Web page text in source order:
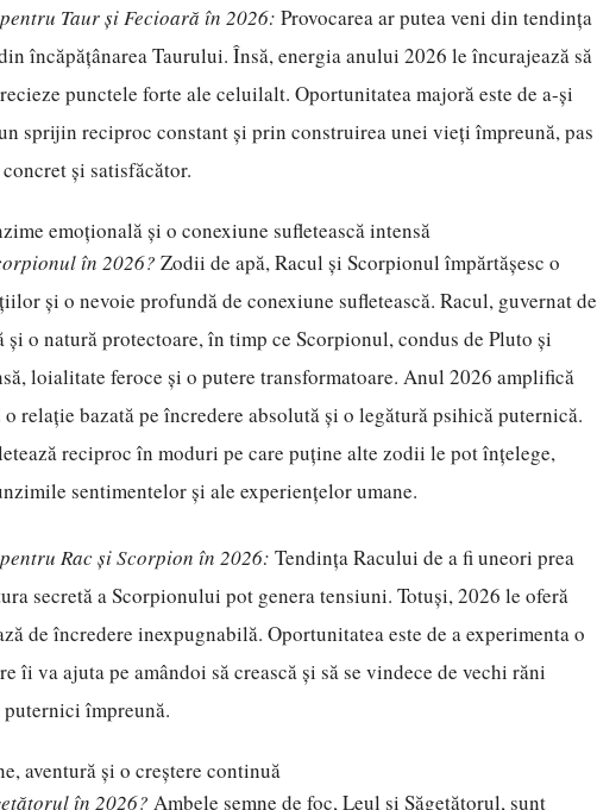
Taur și Fecioară în 2026: Provocarea ar putea veni din tendința
încăpățânarea Taurului. Însă, energia anului 2026 le încurajează să
punctele forte ale celuilalt. Oportunitatea majoră este de a-și
sprijin reciproc constant și prin construirea unei vieți împreună, pas
și satisfăcător.
emoțională și o conexiune sufletească intensă
în 2026? Zodii de apă, Racul și Scorpionul împărtășesc o
și o nevoie profundă de conexiune sufletească. Racul, guvernat de
și o natură protectoare, în timp ce Scorpionul, condus de Pluto și
loialitate feroce și o putere transformatoare. Anul 2026 amplifică
relație bazată pe încredere absolută și o legătură psihică puternică.
reciproc în moduri pe care puține alte zodii le pot înțelege,
sentimentelor și ale experiențelor umane.
Rac și Scorpion în 2026: Tendința Racului de a fi uneori prea
secretă a Scorpionului pot genera tensiuni. Totuși, 2026 le oferă
de încredere inexpugnabilă. Oportunitatea este de a experimenta o
îi va ajuta pe amândoi să crească și să se vindece de vechi răni
împreună.
aventură și o creștere continuă
în 2026? Ambele semne de foc, Leul și Săgetătorul, sunt